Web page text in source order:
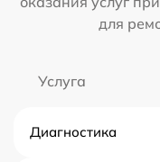
для
Услуга
Диагностика